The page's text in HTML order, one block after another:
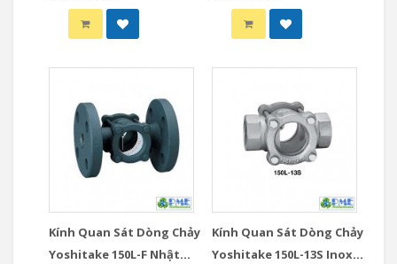
Kính Quan Sát Dòng Chảy
Yoshitake 150L-F Nhật
Kính Quan Sát Dòng Chảy
Yoshitake 150L-13S Inox